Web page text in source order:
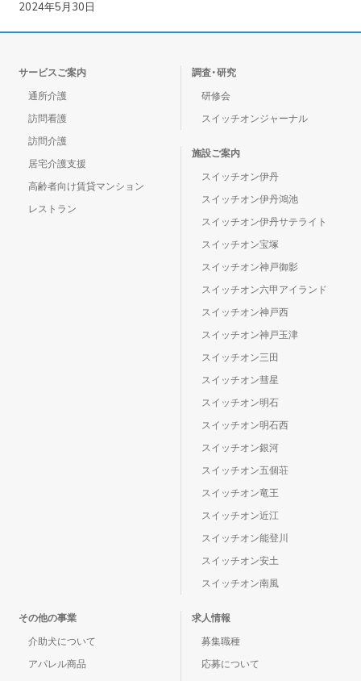
2024年5月30日
サービスご案内
通所介護
訪問看護
訪問介護
居宅介護支援
高齢者向け賃貸マンション
レストラン
調査・研究
研修会
スイッチオンジャーナル
施設ご案内
スイッチオン伊丹
スイッチオン伊丹鴻池
スイッチオン伊丹サテライト
スイッチオン宝塚
スイッチオン神戸御影
スイッチオン六甲アイランド
スイッチオン神戸西
スイッチオン神戸玉津
スイッチオン三田
スイッチオン彗星
スイッチオン明石
スイッチオン明石西
スイッチオン銀河
スイッチオン五個荘
スイッチオン竜王
スイッチオン近江
スイッチオン能登川
スイッチオン安土
スイッチオン南風
その他の事業
介助犬について
アパレル商品
求人情報
募集職種
応募について